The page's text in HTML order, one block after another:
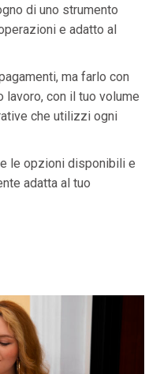
di uno strumento
e adatto al
ma farlo con
lavoro, con il tuo volume
che utilizzi ogni
le opzioni disponibili e
adatta al tuo